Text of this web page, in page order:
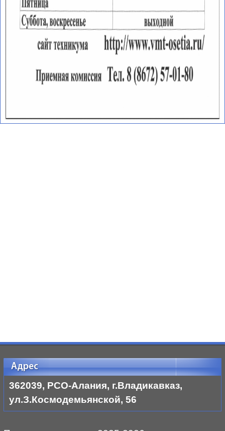
Адрес
362039, РСО-Алания, г.Владикавказ,
ул.З.Космодемьянской, 56